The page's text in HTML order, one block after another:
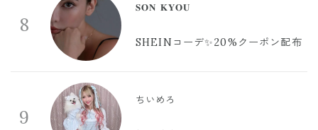
8
𝐒𝐎𝐍 𝐊𝐘𝐎𝐔
SHEINコーデ✨20%クーポン配布
9
ちいめろ